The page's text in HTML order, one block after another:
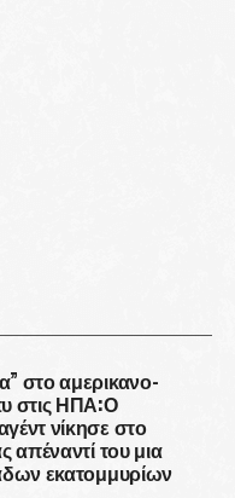
στο αμερικανο-
στις ΗΠΑ:Ο
νίκησε στο
απέναντί του μια
εκατομμυρίων